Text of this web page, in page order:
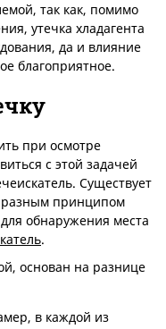
так как, помимо
утечка хладагента
да и влияние
благоприятное.
при осмотре
с этой задачей
Существует
разным принципом
обнаружения места
.
основан на разнице
в каждой из